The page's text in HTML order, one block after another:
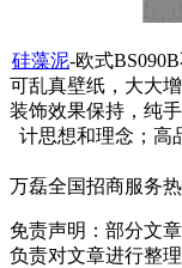
硅藻泥-欧式
可乱真壁纸，大大
装饰效果保持，纯
计思想和理念；高
万磊全国招商服务热
免责声明：部分文
负责对文章进行整